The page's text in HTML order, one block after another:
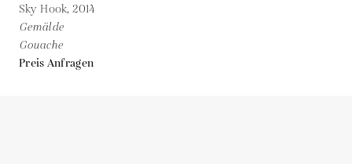
Sky Hook, 2014
Gemälde
Gouache
Preis Anfragen